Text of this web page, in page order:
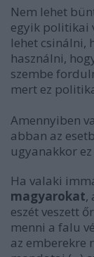
Nem lehet
egyik politikai
lehet csinálni,
használni,
szembe
mert ez
Amennyiben
abban az
ugyanakkor
Ha valaki
magyarokat,
eszét veszett
menni a falu
az emberekre